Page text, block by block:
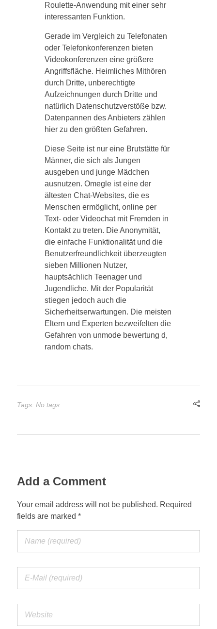
Roulette-Anwendung mit einer sehr
interessanten Funktion.
Gerade im Vergleich zu Telefonaten
oder Telefonkonferenzen bieten
Videokonferenzen eine größere
Angriffsfläche. Heimliches Mithören
durch Dritte, unberechtigte
Aufzeichnungen durch Dritte und
natürlich Datenschutzverstöße bzw.
Datenpannen des Anbieters zählen
hier zu den größten Gefahren.
Diese Seite ist nur eine Brutstätte für
Männer, die sich als Jungen
ausgeben und junge Mädchen
ausnutzen. Omegle ist eine der
ältesten Chat-Websites, die es
Menschen ermöglicht, online per
Text- oder Videochat mit Fremden in
Kontakt zu treten. Die Anonymität,
die einfache Funktionalität und die
Benutzerfreundlichkeit überzeugten
sieben Millionen Nutzer,
hauptsächlich Teenager und
Jugendliche. Mit der Popularität
stiegen jedoch auch die
Sicherheitserwartungen. Die meisten
Eltern und Experten bezweifelten die
Gefahren von unmode bewertung d,
random chats.
Tags: No tags
Add a Comment
Your email address will not be published. Required
fields are marked *